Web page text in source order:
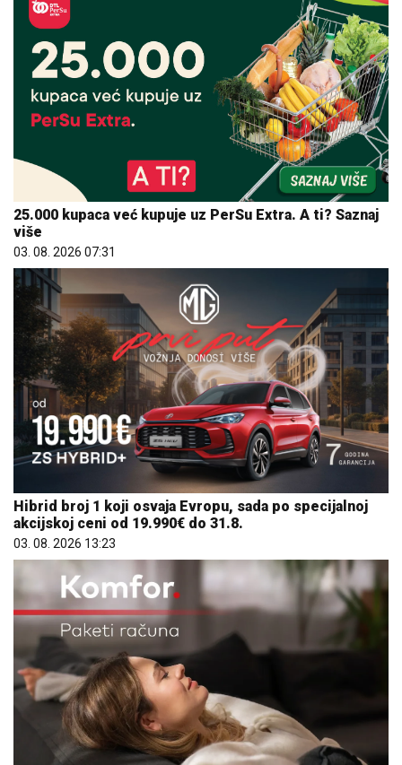
25.000 kupaca već kupuje uz PerSu Extra. A ti? Saznaj
više
03. 08. 2026 07:31
Hibrid broj 1 koji osvaja Evropu, sada po specijalnoj
akcijskoj ceni od 19.990€ do 31.8.
03. 08. 2026 13:23